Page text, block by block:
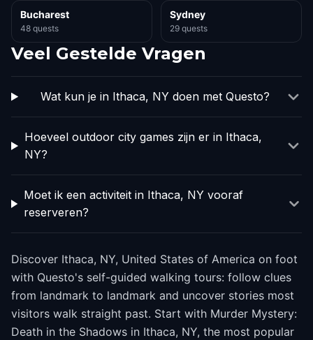
Bucharest
48 quests
Sydney
29 quests
Veel Gestelde Vragen
Wat kun je in Ithaca, NY doen met Questo?
Hoeveel outdoor city games zijn er in Ithaca,
NY?
Moet ik een activiteit in Ithaca, NY vooraf
reserveren?
Discover Ithaca, NY, United States of America on foot
with Questo's self-guided walking tours: follow clues
from landmark to landmark and uncover stories most
visitors walk straight past. Start with Murder Mystery:
Death in the Shadows in Ithaca, NY, the most popular